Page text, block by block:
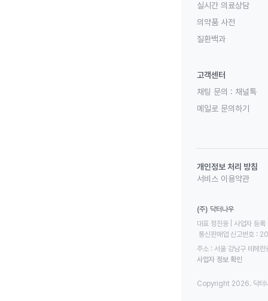
실시간 의료상담
의약품 사전
질환백과
고객센터
채팅 문의 : 채널톡
메일로 문의하기
개인정보 처리 방침
서비스 이용약관
(주) 닥터나우
대표 정진웅 | 사업자
통신판매업 신고번호
주소 : 서울 강남구 테헤
사업자 정보 확인
Copyright 2026. 닥터